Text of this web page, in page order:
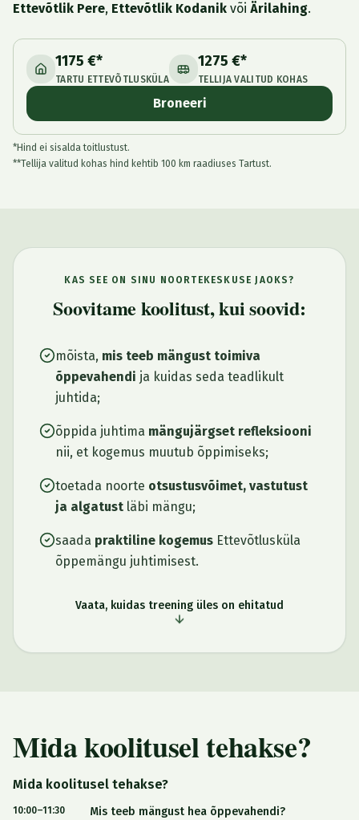
Ettevõtlik Pere, Ettevõtlik Kodanik või Ärilahing.
1175 €*
TARTU ETTEVÕTLUSKÜLA
1275 €*
TELLIJA VALITUD KOHAS
Broneeri
*Hind ei sisalda toitlustust.
**Tellija valitud kohas hind kehtib 100 km raadiuses Tartust.
KAS SEE ON SINU NOORTEKESKUSE JAOKS?
Soovitame koolitust, kui soovid:
mõista, mis teeb mängust toimiva
õppevahendi ja kuidas seda teadlikult
juhtida;
õppida juhtima mängujärgset refleksiooni
nii, et kogemus muutub õppimiseks;
toetada noorte otsustusvõimet, vastutust
ja algatust läbi mängu;
saada praktiline kogemus Ettevõtlusküla
õppemängu juhtimisest.
Vaata, kuidas treening üles on ehitatud
Mida koolitusel tehakse?
Mida koolitusel tehakse?
10:00–11:30
Mis teeb mängust hea õppevahendi?